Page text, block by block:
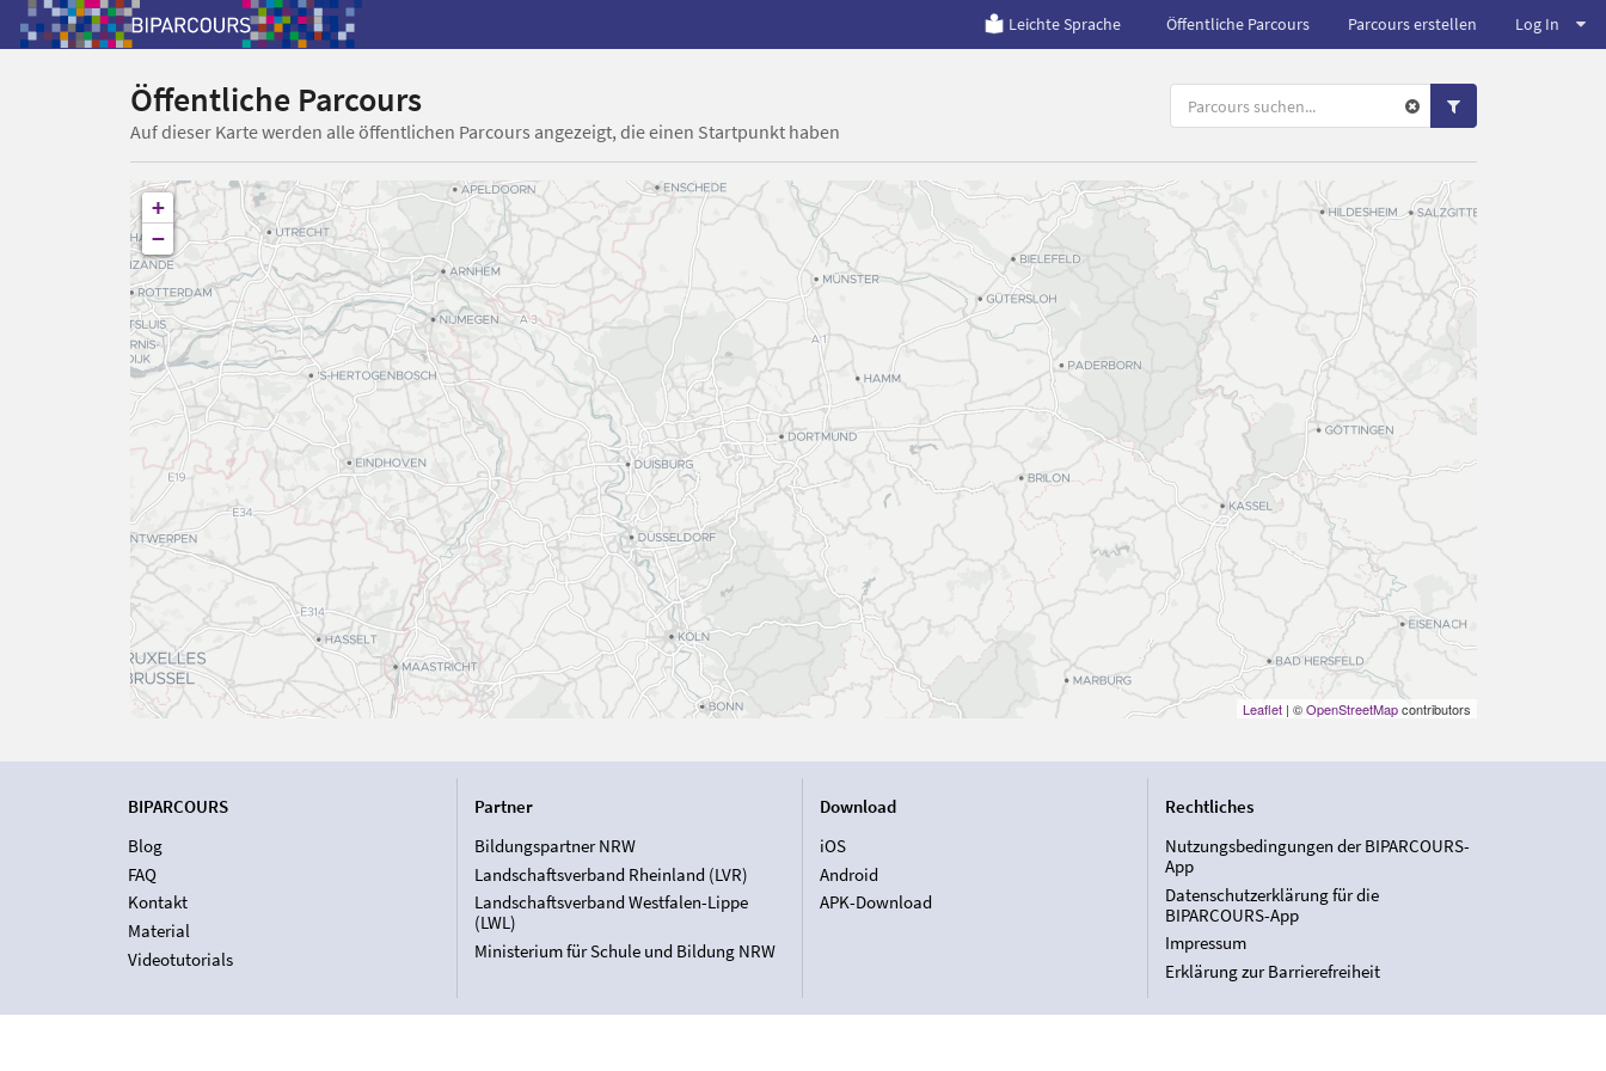
Leichte Sprache Öffentliche Parcours Parcours erstellen Log In
Öffentliche Parcours
Auf dieser Karte werden alle öffentlichen Parcours angezeigt, die einen Startpunkt haben
+
−
Leaflet| ©OpenStreetMapcontributors
BIPARCOURS
Blog
FAQ
Kontakt
Material
Videotutorials
Partner
Bildungspartner NRW
Landschaftsverband Rheinland (LVR)
Landschaftsverband Westfalen-Lippe
(LWL)
Ministerium für Schule und Bildung NRW
Download
iOS
Android
APK-Download
Rechtliches
Nutzungsbedingungen der BIPARCOURS-
App
Datenschutzerklärung für die
BIPARCOURS-App
Impressum
Erklärung zur Barrierefreiheit